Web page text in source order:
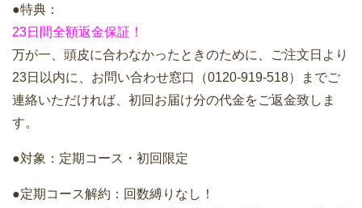
●特典：
23日間全額返金保証！
万が一、頭皮に合わなかったときのために、ご注文日より
23日以内に、お問い合わせ窓口（0120-919-518）までご
連絡いただければ、初回お届け分の代金をご返金致しま
す。
●対象：定期コース・初回限定
●定期コース解約：回数縛りなし！